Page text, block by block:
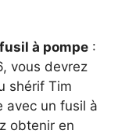
à pompe :
vous devrez
shérif Tim
avec un fusil à
obtenir en